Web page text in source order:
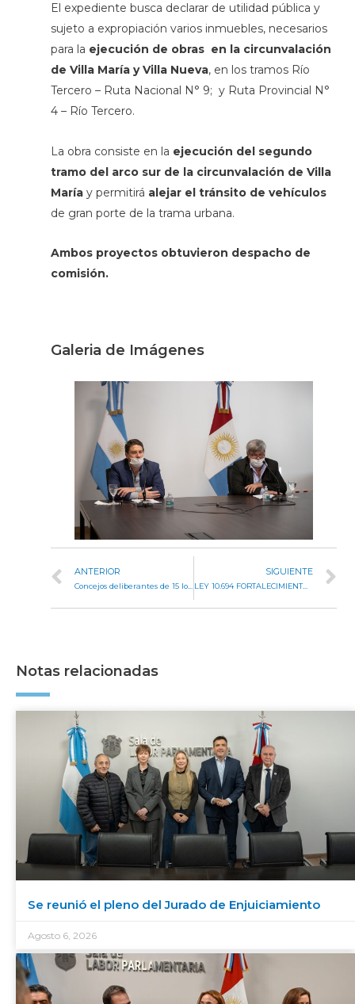
El expediente busca declarar de utilidad pública y
sujeto a expropiación varios inmuebles, necesarios
para la ejecución de obras en la circunvalación
de Villa María y Villa Nueva, en los tramos Río
Tercero – Ruta Nacional N° 9; y Ruta Provincial N°
4 – Río Tercero.
La obra consiste en la ejecución del segundo
tramo del arco sur de la circunvalación de Villa
Maríay permitirá alejar el tránsito de vehículos
de gran porte de la trama urbana.
Ambos proyectos obtuvieron despacho de
comisión.
Galeria de Imágenes
ANTERIOR
Concejos deliberantes de 15 localidades ya participaron de charlas virtuales
SIGUIENTE
LEY 10.694 FORTALECIMIENTO SISTEMA PREVISIONAL
Notas relacionadas
Se reunió el pleno del Jurado de Enjuiciamiento
Agosto 6, 2026